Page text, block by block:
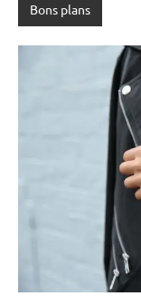
Bons plans